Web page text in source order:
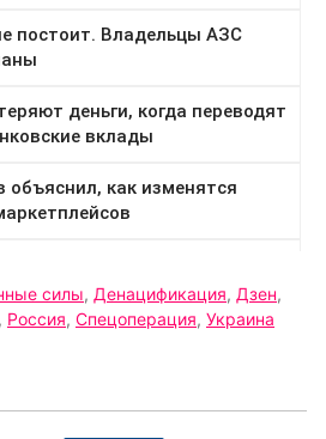
силы, Денацификация, Дзен,
, Россия, Спецоперация, Украина